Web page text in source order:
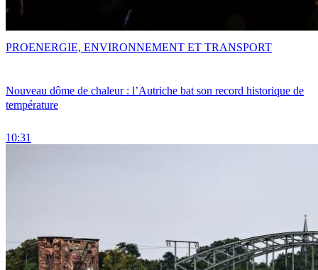
Nouveau dôme de chaleur : l’Autriche bat son record historique de
température
10:31
PROENERGIE, ENVIRONNEMENT ET TRANSPORT